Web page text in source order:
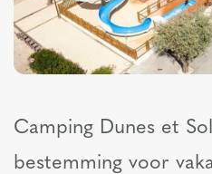
Camping Dunes et
bestemming voor